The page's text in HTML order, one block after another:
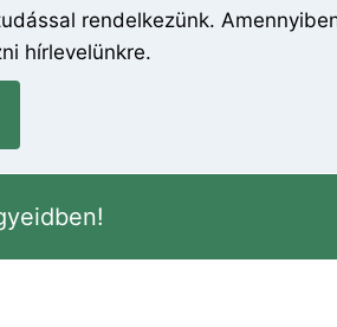
rendelkezünk.
hírlevelünkre.